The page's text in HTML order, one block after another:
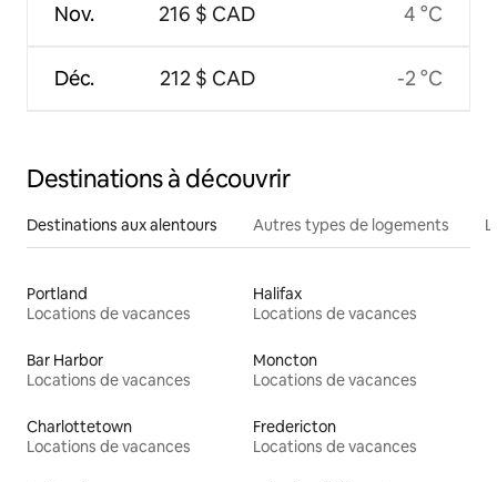
Nov.
Déc.
216 $ CAD
212 $ CAD
4 °C
-2 °C
Destinations à découvrir
Destinations aux alentours Autres types de logements
Portland
Locations de vacances
Halifax
Locations de vacances
Bar Harbor
Locations de vacances
Moncton
Locations de vacances
Charlottetown
Locations de vacances
Fredericton
Locations de vacances